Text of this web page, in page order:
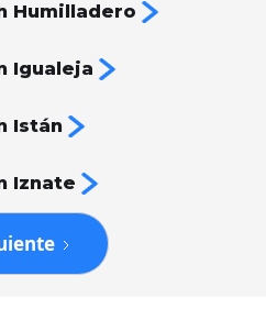
Humilladero
Igualeja
Istán
Iznate